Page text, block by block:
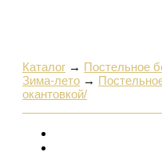
Каталог → Постельное
Зима-лето →
окантовкой/